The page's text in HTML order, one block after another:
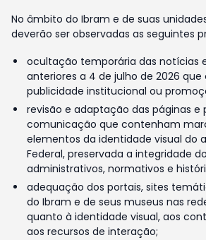
No âmbito do Ibram e de suas
deverão ser observadas as seguintes
ocultação temporária das notícias
anteriores a 4 de julho de 2026
publicidade institucional ou
revisão e adaptação das páginas e
comunicação que contenham
elementos da identidade visual do
Federal, preservada a integridade
administrativos, normativos e
adequação dos portais, sites
do Ibram e de seus museus nas
quanto à identidade visual, aos
aos recursos de interação;